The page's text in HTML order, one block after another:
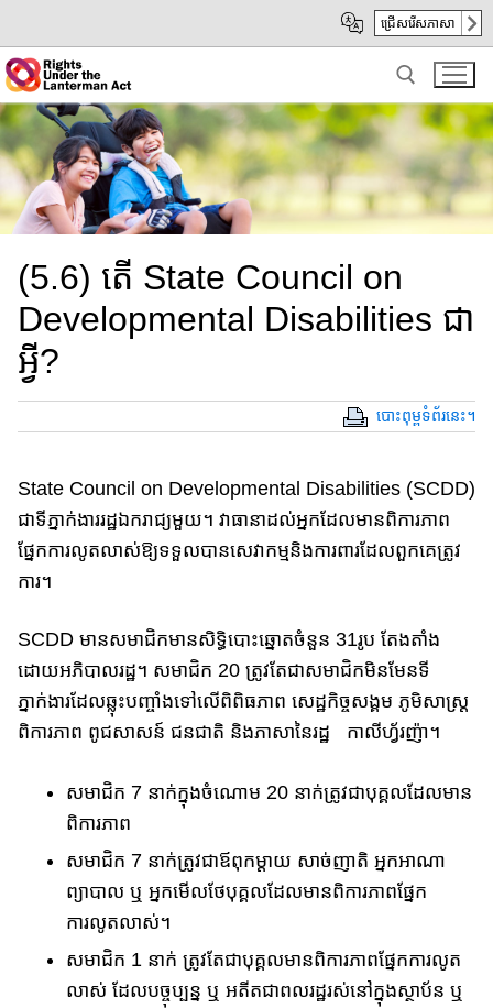
Main
Content
sub
navigation
ជ្រើសរើសភាសា
Search for:
(5.6) តើ State Council on
Developmental Disabilities ជា
អ្វី?
បោះពុម្ពទំព័រនេះ។
State Council on Developmental Disabilities (SCDD)
ជាទីភ្នាក់​ងារ​រដ្ឋ​ឯករាជ្យ​មួយ​។​ វា​ធានាដល់​អ្នក​ដែល​មាន​ពិការភាព​​
ផ្នែក​ការ​លូត​លាស់​ឱ្យ​ទទួល​បាន​សេវាក​ម្ម​​និង​ការ​ពារ​ដែល​ពួក​គេ​ត្រូវ
ការ។​
SCDD មាន​សមាជិក​មានសិទ្ធិបោះឆ្នោត​ចំនួន 31រូប តែង​តាំង​
ដោយ​អភិបាលរដ្ឋ។​ សមាជិក 20 ត្រូវ​តែ​ជា​សមាជិក​មិន​មែន​ទី
ភ្នាក់ងារ​ដែល​ឆ្លុះ​បញ្ចាំង​ទៅ​លើ​ពិពិធភាព សេដ្ឋកិច្ចសង្គម ភូមិសាស្រ្ត
ពិការភាព ពូជសាសន៍ ជនជាតិ និង​ភាសា​នៃ​​រដ្ឋ ​កាលីហ្វ័រញ៉ា។​
សមាជិក 7 នាក់ក្នុង​ចំណោម​ 20 នាក់​ត្រូវ​ជា​បុគ្គល​​ដែល​មាន​
ពិការភាព​
សមាជិក 7 នាក់ត្រូវជា​ឪពុក​ម្តាយ សាច់ញាតិ អ្នក​អាណា
ព្យាបាល ឬ អ្នក​មើល​ថែ​បុគ្គល​ដែល​មាន​ពិការភាព​ផ្នែក​
ការលូតលាស់។
សមាជិក 1 នាក់ ត្រូវ​តែ​ជា​បុគ្គល​មាន​ពិការភាព​ផ្នែក​ការលូត
លាស់ ដែល​បច្ចុប្បន្ន ឬ អតីត​ជាពលរដ្ឋ​រស់នៅក្នុង​ស្ថាប័ន ឬ